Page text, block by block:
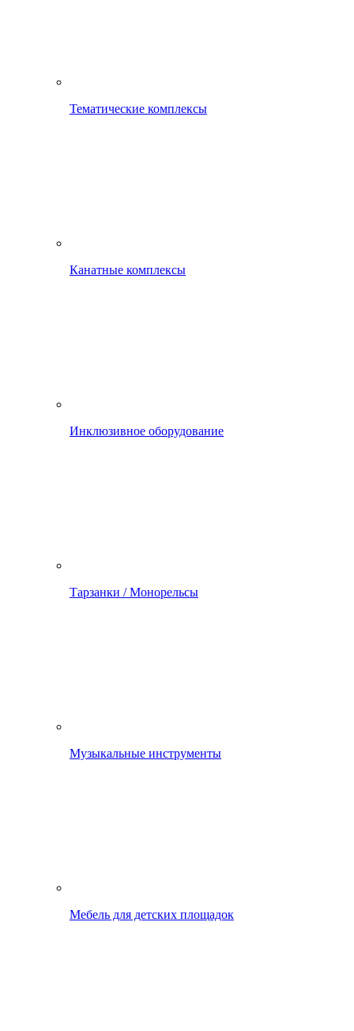
Тематические комплексы
Канатные комплексы
Инклюзивное оборудование
Тарзанки / Монорельсы
Музыкальные инструменты
Мебель для детских площадок